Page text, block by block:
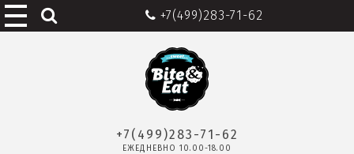
+7(499)283-71-62
ЕЖЕДНЕВНО 10.00-18.00
+7(499)283-71-62